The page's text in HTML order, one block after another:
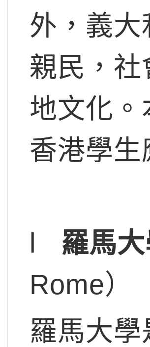
外，義
親民，
地文化
香港學
l 羅馬
Rome）
羅馬大